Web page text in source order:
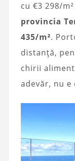
cu €3 298/
provincia
435/m².
distanță,
chirii
adevăr, nu e